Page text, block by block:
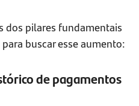
dos pilares fundamentais
buscar esse aumento:
de pagamentos